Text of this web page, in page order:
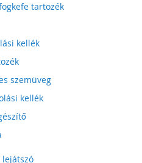
tartozék
kellék
szemüveg
kellék
lejátszó